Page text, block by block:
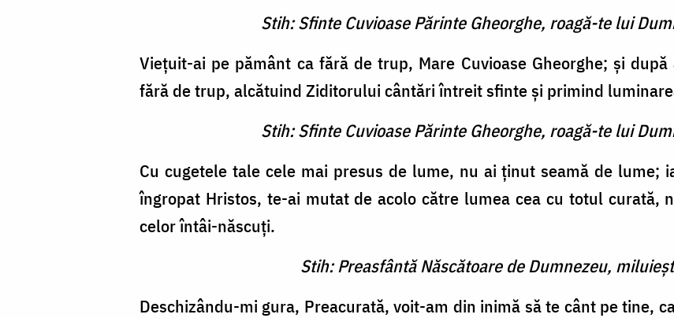
Stih: Sfinte Cuvioase Părinte Gheorghe, roagă-te lui
Vieţuit-ai pe pământ ca fără de trup, Mare Cuvioase Gheorghe; şi
fără de trup, alcătuind Ziditorului cântări întreit sfinte şi primind
Stih: Sfinte Cuvioase Părinte Gheorghe, roagă-te lui
Cu cugetele tale cele mai presus de lume, nu ai ţinut seamă de lume;
îngropat Hristos, te-ai mutat de acolo către lumea cea cu totul curată,
celor întâi-născuţi.
Stih: Preasfântă Născătoare de Dumnezeu,
Deschizându-mi gura, Prea­curată, voit-am din inimă să te cânt pe tine,